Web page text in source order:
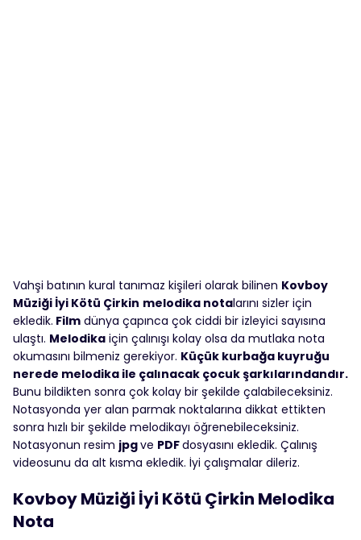
Vahşi batının kural tanımaz kişileri olarak bilinen Kovboy
Müziği İyi Kötü Çirkin melodika notalarını sizler için
ekledik. Film dünya çapınca çok ciddi bir izleyici sayısına
ulaştı. Melodika için çalınışı kolay olsa da mutlaka nota
okumasını bilmeniz gerekiyor. Küçük kurbağa kuyruğu
nerede melodika ile çalınacak çocuk şarkılarındandır.
Bunu bildikten sonra çok kolay bir şekilde çalabileceksiniz.
Notasyonda yer alan parmak noktalarına dikkat ettikten
sonra hızlı bir şekilde melodikayı öğrenebileceksiniz.
Notasyonun resim jpgve PDFdosyasını ekledik. Çalınış
videosunu da alt kısma ekledik. İyi çalışmalar dileriz.
Kovboy Müziği İyi Kötü Çirkin Melodika
Nota